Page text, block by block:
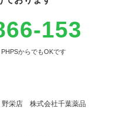
153
からでもOKです
栄店 株式会社千葉薬品